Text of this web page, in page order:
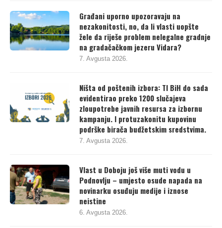
Građani uporno upozoravaju na
nezakonitosti, no, da li vlasti uopšte
žele da riješe problem nelegalne gradnje
na gradačačkom jezeru Vidara?
Ništa od poštenih izbora: TI BiH do sada
evidentirao preko 1200 slučajeva
zloupotrebe javnih resursa za izbornu
kampanju. I protuzakonitu kupovinu
podrške birača budžetskim sredstvima.
Vlast u Doboju još više muti vodu u
Podnovlju – umjesto osude napada na
novinarku osuđuju medije i iznose
neistine